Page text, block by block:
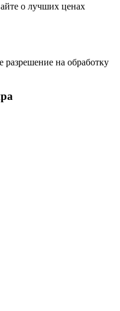
о лучших ценах
на обработку